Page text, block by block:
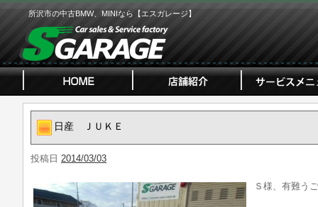
所沢市の中古BMW、MINIなら【エスガレージ】
日産 ＪＵＫＥ
投稿日 2014/03/03
Ｓ様、有難う